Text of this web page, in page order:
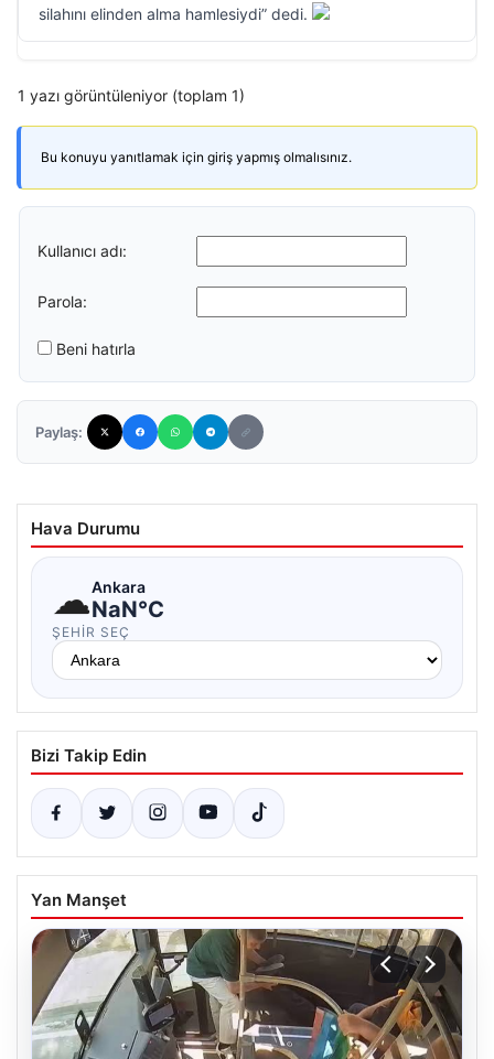
silahını elinden alma hamlesiydi” dedi.
1 yazı görüntüleniyor (toplam 1)
Bu konuyu yanıtlamak için giriş yapmış olmalısınız.
Kullanıcı adı:
Parola:
Beni hatırla
Paylaş:
Hava Durumu
☁Ankara
NaN°C
ŞEHIR SEÇ
Bizi Takip Edin
Yan Manşet